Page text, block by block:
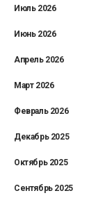
Июль 2026
Июнь 2026
Апрель 2026
Март 2026
Февраль 2026
Декабрь 2025
Октябрь 2025
Сентябрь 2025